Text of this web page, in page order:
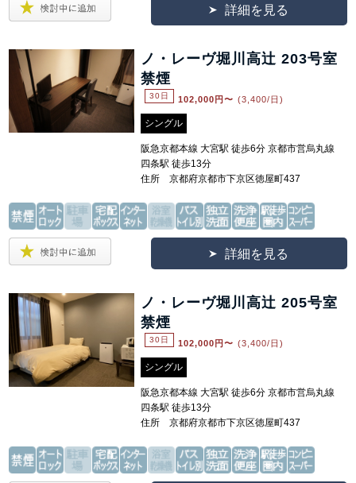
詳細を見る
ノ・レーヴ堀川高辻 203号室
禁煙
30日 102,000 円〜 (3,400/日)
シングル
阪急京都本線 大宮駅 徒歩6分 京都市営烏丸線
四条駅 徒歩13分
住所 京都府京都市下京区徳屋町437
詳細を見る
ノ・レーヴ堀川高辻 205号室
禁煙
30日 102,000 円〜 (3,400/日)
シングル
阪急京都本線 大宮駅 徒歩6分 京都市営烏丸線
四条駅 徒歩13分
住所 京都府京都市下京区徳屋町437